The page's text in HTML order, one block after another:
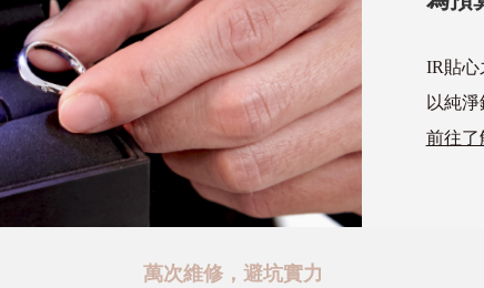
IR貼心
以純
前往了
萬次維修，避坑實力